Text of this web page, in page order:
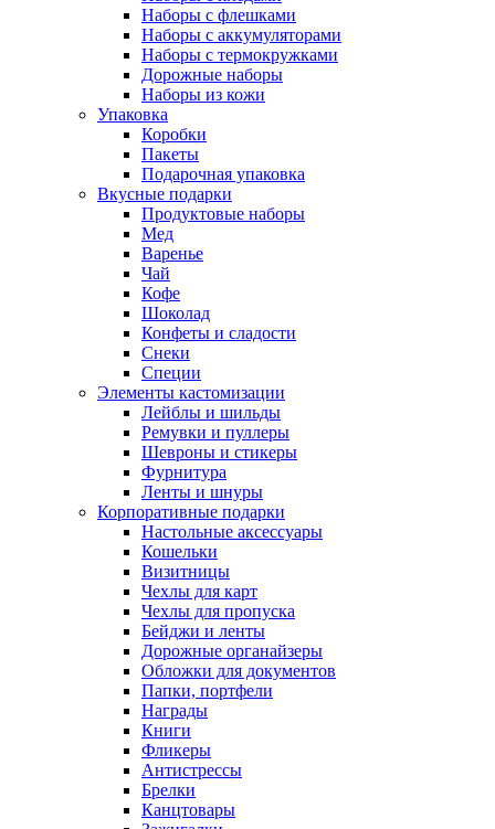
Наборы с флешками
Наборы с аккумуляторами
Наборы с термокружками
Дорожные наборы
Наборы из кожи
Упаковка
Коробки
Пакеты
Подарочная упаковка
Вкусные подарки
Продуктовые наборы
Мед
Варенье
Чай
Кофе
Шоколад
Конфеты и сладости
Снеки
Специи
Элементы кастомизации
Лейблы и шильды
Ремувки и пуллеры
Шевроны и стикеры
Фурнитура
Ленты и шнуры
Корпоративные подарки
Настольные аксессуары
Кошельки
Визитницы
Чехлы для карт
Чехлы для пропуска
Бейджи и ленты
Дорожные органайзеры
Обложки для документов
Папки, портфели
Награды
Книги
Фликеры
Антистрессы
Брелки
Канцтовары